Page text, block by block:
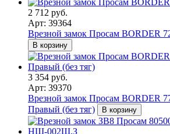
2 712 руб.
Арт: 39364
Врезной замок Просам BORDER
В корзину
3 354 руб.
Арт: 39370
Врезной замок Просам BORDER
Правый (без тяг)
В корзину